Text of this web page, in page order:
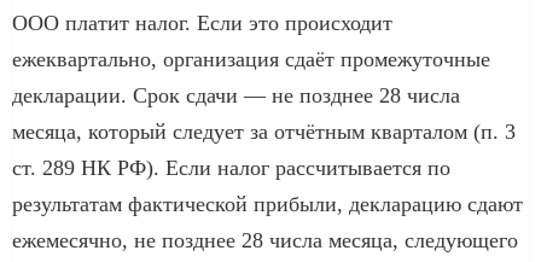
ООО платит налог. Если это происходит
ежеквартально, организация сдаёт промежуточные
декларации. Срок сдачи — не позднее 28 числа
месяца, который следует за отчётным кварталом (п. 3
ст. 289 НК РФ). Если налог рассчитывается по
результатам фактической прибыли, декларацию сдают
ежемесячно, не позднее 28 числа месяца, следующего